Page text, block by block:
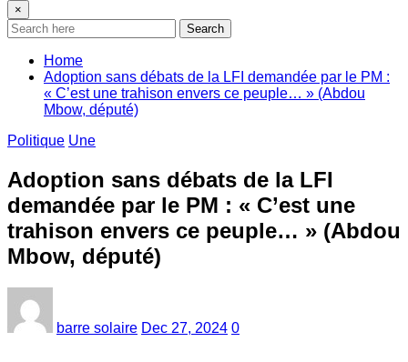
×
Search
Home
Adoption sans débats de la LFI demandée par le PM :
« C’est une trahison envers ce peuple… » (Abdou
Mbow, député)
Politique Une
Adoption sans débats de la LFI
demandée par le PM : « C’est une
trahison envers ce peuple… » (Abdou
Mbow, député)
barre solaire Dec 27, 2024 0